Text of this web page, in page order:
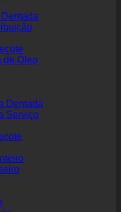
de Óleo
Dentada
Serviço